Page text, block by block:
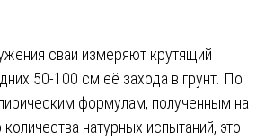
сваи измеряют крутящий
50-100 см её захода в грунт. По
формулам, полученным на
натурных испытаний, это